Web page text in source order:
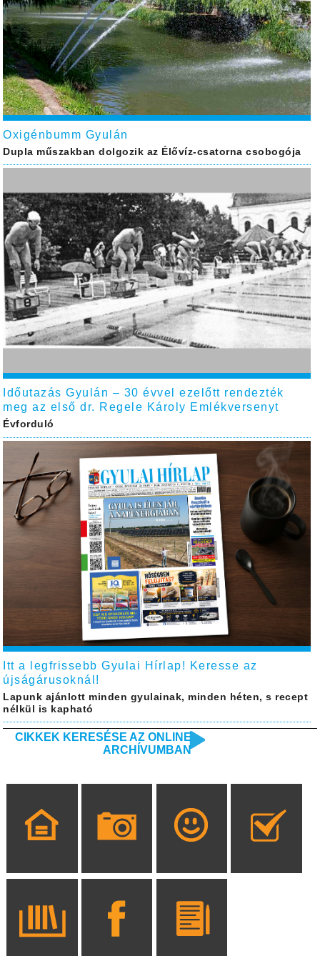
Oxigénbumm Gyulán
Dupla műszakban dolgozik az Élővíz-csatorna csobogója
Időutazás Gyulán – 30 évvel ezelőtt rendezték
meg az első dr. Regele Károly Emlékversenyt
Évforduló
Itt a legfrissebb Gyulai Hírlap! Keresse az
újságárusoknál!
Lapunk ajánlott minden gyulainak, minden héten, s recept
nélkül is kapható
CIKKEK KERESÉSE AZ ONLINE
ARCHÍVUMBAN